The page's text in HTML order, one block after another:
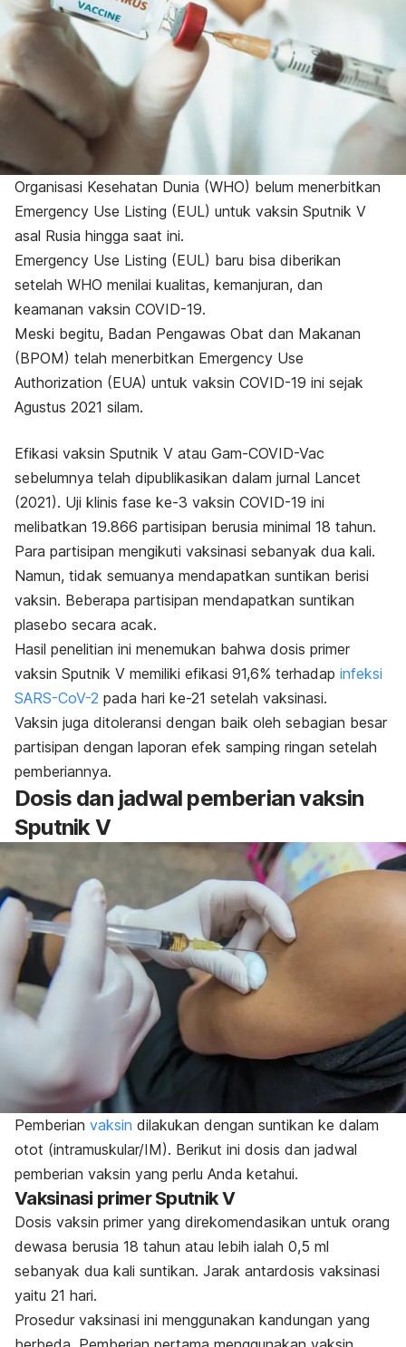
Organisasi Kesehatan Dunia (WHO) belum menerbitkan
Emergency Use Listing (EUL) untuk vaksin Sputnik V
asal Rusia hingga saat ini.
Emergency Use Listing (EUL) baru bisa diberikan
setelah WHO menilai kualitas, kemanjuran, dan
keamanan vaksin COVID-19.
Meski begitu, Badan Pengawas Obat dan Makanan
(BPOM) telah menerbitkan Emergency Use
Authorization (EUA) untuk vaksin COVID-19 ini sejak
Agustus 2021 silam.
Efikasi vaksin Sputnik V atau Gam-COVID-Vac
sebelumnya telah dipublikasikan dalam jurnal Lancet
(2021). Uji klinis fase ke-3 vaksin COVID-19 ini
melibatkan 19.866 partisipan berusia minimal 18 tahun.
Para partisipan mengikuti vaksinasi sebanyak dua kali.
Namun, tidak semuanya mendapatkan suntikan berisi
vaksin. Beberapa partisipan mendapatkan suntikan
plasebo secara acak.
Hasil penelitian ini menemukan bahwa dosis primer
vaksin Sputnik V memiliki efikasi 91,6% terhadap infeksi
SARS-CoV-2 pada hari ke-21 setelah vaksinasi.
Vaksin juga ditoleransi dengan baik oleh sebagian besar
partisipan dengan laporan efek samping ringan setelah
pemberiannya.
Dosis dan jadwal pemberian vaksin
Sputnik V
Pemberian vaksin dilakukan dengan suntikan ke dalam
otot (intramuskular/IM). Berikut ini dosis dan jadwal
pemberian vaksin yang perlu Anda ketahui.
Vaksinasi primer Sputnik V
Dosis vaksin primer yang direkomendasikan untuk orang
dewasa berusia 18 tahun atau lebih ialah 0,5 ml
sebanyak dua kali suntikan. Jarak antardosis vaksinasi
yaitu 21 hari.
Prosedur vaksinasi ini menggunakan kandungan yang